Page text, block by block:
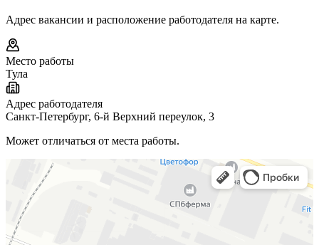
Адрес вакансии и расположение работодателя на карте.
Место работы
Тула
Адрес работодателя
Санкт-Петербург, 6-й Верхний переулок, 3
Может отличаться от места работы.